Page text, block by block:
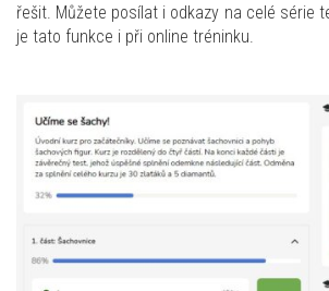
řešit. Můžete posílat i odkazy na celé série
je tato funkce i při online tréninku.